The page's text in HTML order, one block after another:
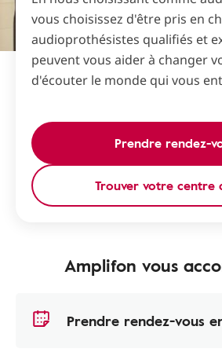
vous choisissez d'être pris en
audioprothésistes qualifiés et
peuvent vous aider à changer
d'écouter le monde qui vous
Prendre rendez-
Trouver votre centre
Amplifon vous
Prendre rendez-vous